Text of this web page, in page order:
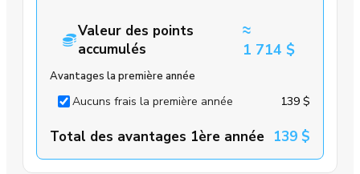
Valeur des points
accumulés
≈
1 714 $
Avantages la première année
Aucuns frais la première année 139 $
Total des avantages 1ère année 139 $